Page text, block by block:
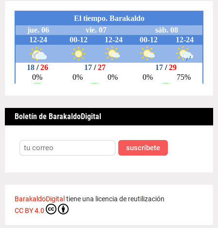
Boletín de BarakaldoDigital
suscríbete
BarakaldoDigital tiene una licencia de reutilización
CC BY 4.0